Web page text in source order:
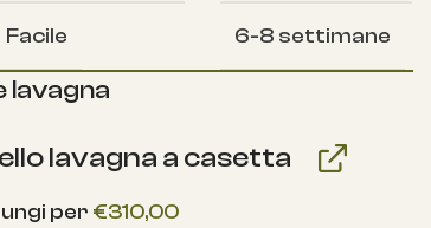
Facile 6-8 settimane
lavagna
lavagna a casetta
per €310,00